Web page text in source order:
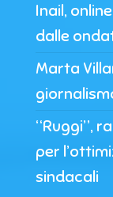
Inail,
dalle
Marta
“Ruggi”,
per
sindacali